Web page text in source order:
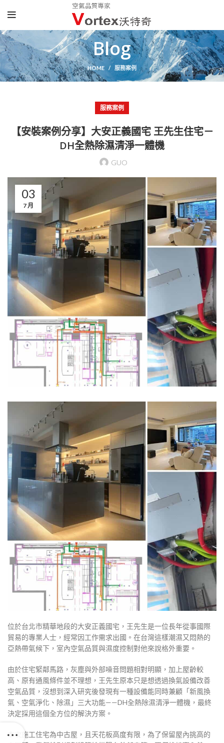
Blog
HOME 服務案例
服務案例
【安裝案例分享】大安正義國宅 王先生住宅－
DH全熱除濕清淨一體機
GUO
03
7 月
位於台北市精華地段的大安正義國宅，王先生是一位長年從事國際
貿易的專業人士，經常因工作需求出國。在台灣這樣潮濕又悶熱的
亞熱帶氣候下，室內空氣品質與濕度控制對他來說格外重要。
由於住宅緊鄰馬路，灰塵與外部噪音問題相對明顯，加上屋齡較
高、原有通風條件並不理想，王先生原本只是想透過換氣設備改善
空氣品質，沒想到深入研究後發現有一種設備能同時兼顧「新風換
氣、空氣淨化、除濕」三大功能——DH全熱除濕清淨一體機，最終
決定採用這個全方位的解決方案。
本次施工住宅為中古屋，且天花板高度有限，為了保留屋內挑高的